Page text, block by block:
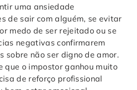
uma ansiedade
de sair com alguém, se evitar
medo de ser rejeitado ou se
negativas confirmarem
sobre não ser digno de amor.
que o impostor ganhou muito
de reforço profissional